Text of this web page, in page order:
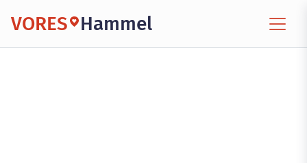
VORES Hammel